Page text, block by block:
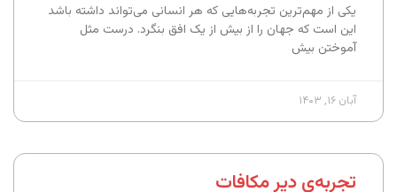
یکی از مهم‌ترین تجربه‌هایی که هر انسانی می‌تواند داشته باشد
این است که جهان را از بیش از یک افق بنگرد. درست مثل
آموختن بیش
آبان ۱۶, ۱۴۰۳
تجربه‌ی دیر مکافات